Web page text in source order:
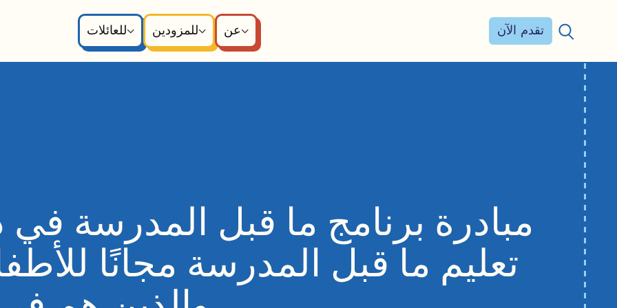
للعائلات
للمزودين عن تقدم الآن
مبادرة برنامج ما قبل المدرسة في